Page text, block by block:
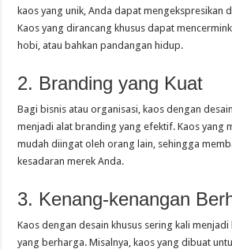
kaos yang unik, Anda dapat mengekspresikan
Kaos yang dirancang khusus dapat
hobi, atau bahkan pandangan hidup.
2. Branding yang Kuat
Bagi bisnis atau organisasi, kaos dengan
menjadi alat branding yang efektif. Kaos yang
mudah diingat oleh orang lain, sehingga
kesadaran merek Anda.
3. Kenang-kenangan
Kaos dengan desain khusus sering kali
yang berharga. Misalnya, kaos yang dibuat